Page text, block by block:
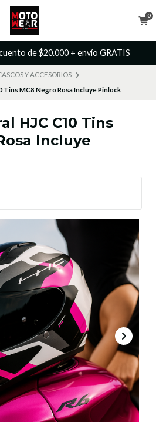
0
de $20.000 + envío GRATIS
Y ACCESORIOS
Tins MC8 Negro Rosa Incluye Pinlock
HJC C10 Tins
Incluye